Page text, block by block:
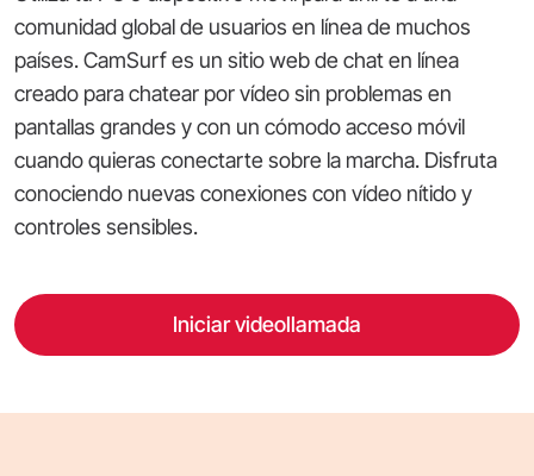
comunidad global de usuarios en línea de muchos
países. CamSurf es un sitio web de chat en línea
creado para chatear por vídeo sin problemas en
pantallas grandes y con un cómodo acceso móvil
cuando quieras conectarte sobre la marcha. Disfruta
conociendo nuevas conexiones con vídeo nítido y
controles sensibles.
Iniciar videollamada